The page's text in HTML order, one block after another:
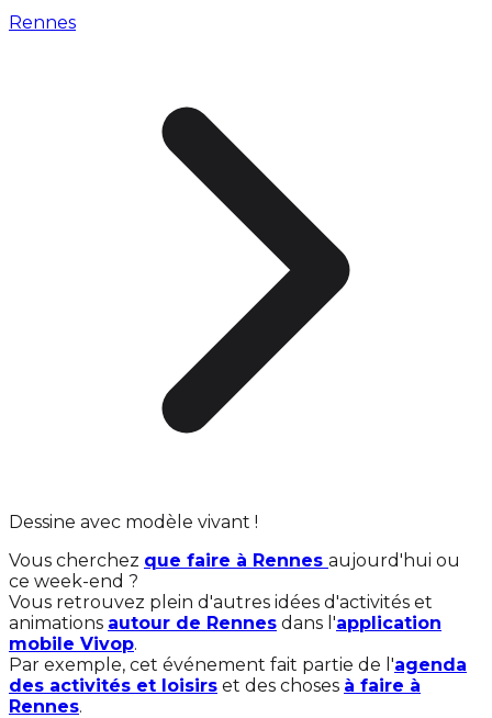
Rennes
Dessine avec modèle vivant !
Vous cherchez que faire à Rennes aujourd'hui ou
ce week-end ?
Vous retrouvez plein d'autres idées d'activités et
animations autour de Rennes dans l'application
mobile Vivop.
Par exemple, cet événement fait partie de l'agenda
des activités et loisirs et des choses à faire à
Rennes.